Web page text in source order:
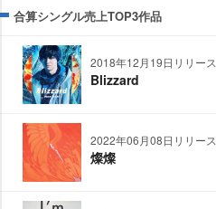
合算シングル売上TOP3作品
2018年12月19日リリース
Blizzard
2022年06月08日リリース
燦燦